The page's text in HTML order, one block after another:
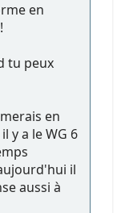
en
tu peux
en
y a le WG 6
il
aussi à